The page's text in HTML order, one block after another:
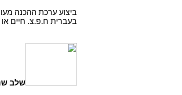
ביצוע ערכת ההכנה
בעברית ח.פ.צ. חיים
שלב